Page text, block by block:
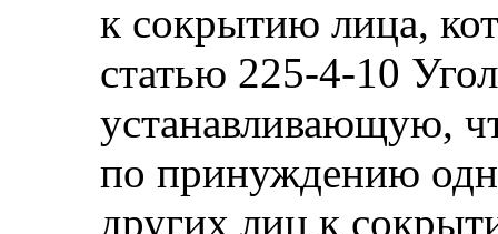
к сокрытию лица,
статью 225-4-10
устанавливающую,
по принуждению
других лиц к